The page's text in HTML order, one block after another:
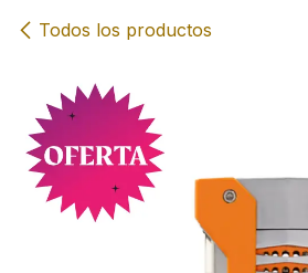
Todos los productos